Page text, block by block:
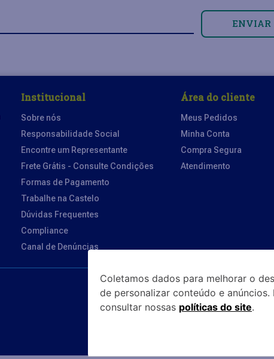
ENVIAR
Institucional
Sobre nós
Responsabilidade Social
Encontre um Representante
Frete Grátis - Consulte Condições
Formas de Pagamento
Trabalhe na Castelo
Dúvidas Frequentes
Compliance
Canal de Denúncias
Área do cliente
Meus Pedidos
Minha Conta
Compra Segura
Atendimento
Parceiro
Coletamos dados para melhorar o
de personalizar conteúdo e
consultar nossas políticas do site.